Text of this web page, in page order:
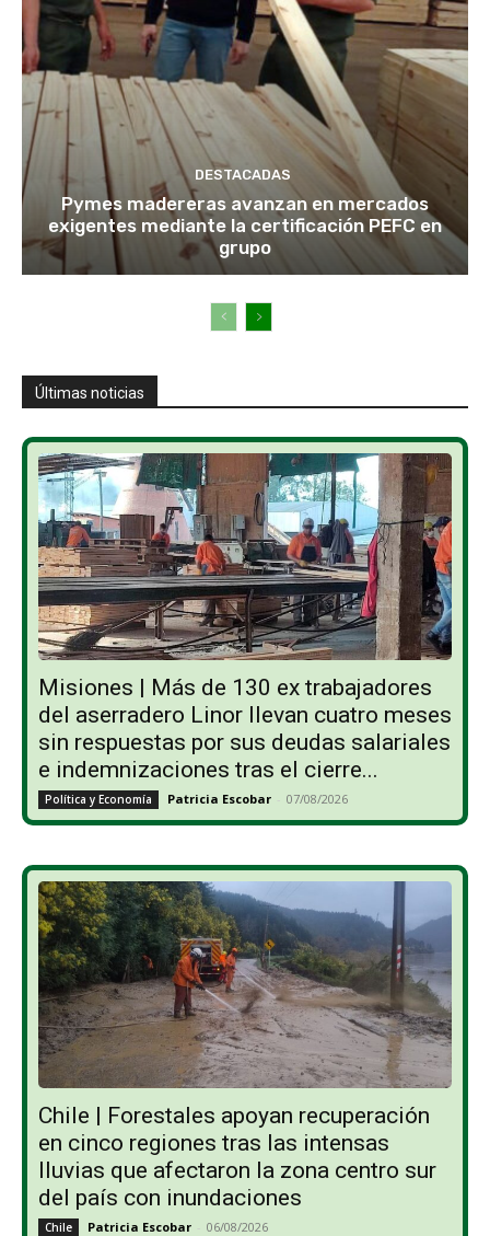
DESTACADAS
Pymes madereras avanzan en mercados
exigentes mediante la certificación PEFC en
grupo
Últimas noticias
Misiones | Más de 130 ex trabajadores
del aserradero Linor llevan cuatro meses
sin respuestas por sus deudas salariales
e indemnizaciones tras el cierre...
Política y Economía Patricia Escobar - 07/08/2026
Chile | Forestales apoyan recuperación
en cinco regiones tras las intensas
lluvias que afectaron la zona centro sur
del país con inundaciones
Chile Patricia Escobar - 06/08/2026